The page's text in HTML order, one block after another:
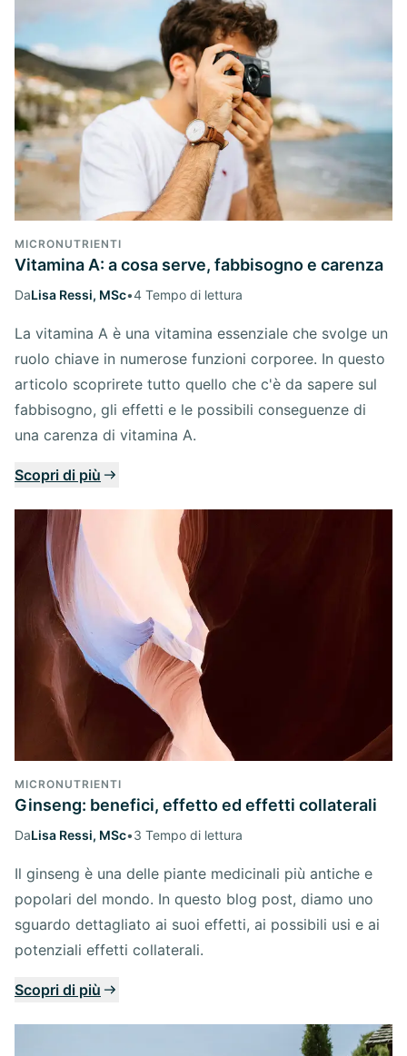
MICRONUTRIENTI
Vitamina A: a cosa serve, fabbisogno e carenza
DaLisa Ressi, MSc•4 Tempo di lettura
La vitamina A è una vitamina essenziale che svolge un
ruolo chiave in numerose funzioni corporee. In questo
articolo scoprirete tutto quello che c'è da sapere sul
fabbisogno, gli effetti e le possibili conseguenze di
una carenza di vitamina A.
Scopri di più
MICRONUTRIENTI
Ginseng: benefici, effetto ed effetti collaterali
DaLisa Ressi, MSc•3 Tempo di lettura
Il ginseng è una delle piante medicinali più antiche e
popolari del mondo. In questo blog post, diamo uno
sguardo dettagliato ai suoi effetti, ai possibili usi e ai
potenziali effetti collaterali.
Scopri di più